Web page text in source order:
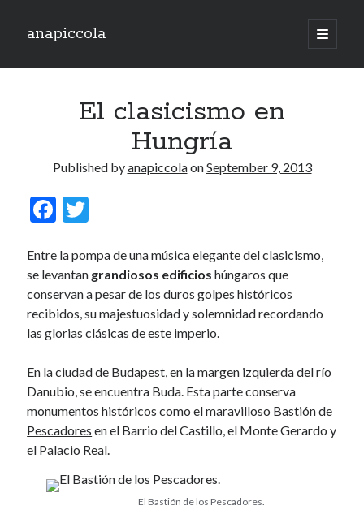
anapiccola
open
primary
Sidebar
Camino de Swingtiago ’19
Lo mejorcito de 2017. Vol II.
Lo mejor del 2017. Vol I.
June 2019
January 2018
December 2017
November 2017
January 2017
November 2016
October 2016
September 2016
June 2016
February 2016
El clasicismo en
Hungría
Published byanapiccolaonSeptember 9, 2013
F
e
b
o
o
k
itt
er
Entre la pompa de una música elegante del clasicismo,
se levantan grandiosos edificios húngaros que
conservan a pesar de los duros golpes históricos
recibidos, su majestuosidad y solemnidad recordando
las glorias clásicas de este imperio.
En la ciudad de Budapest, en la margen izquierda del río
Danubio, se encuentra Buda. Esta parte conserva
monumentos históricos como el maravilloso Bastión de
Pescadores en el Barrio del Castillo, el Monte Gerardo y
el Palacio Real.
El Bastión de los Pescadores.